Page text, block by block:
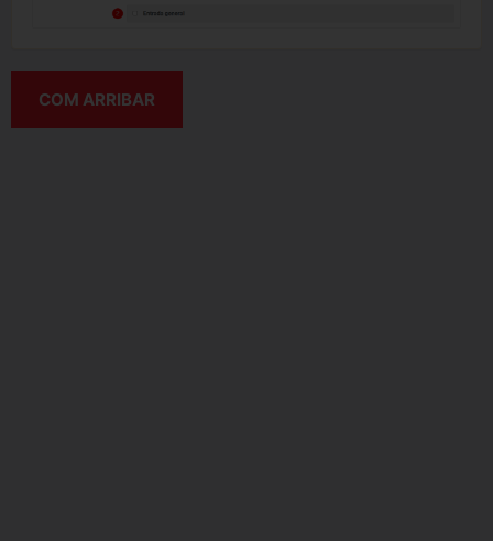
COM ARRIBAR